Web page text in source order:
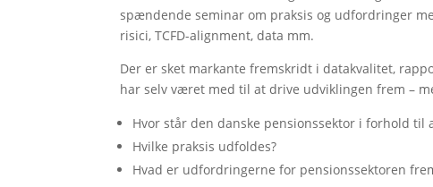
spændende seminar om praksis og udfordringer
risici, TCFD-alignment, data mm.
Der er sket markante fremskridt i datakvalitet,
har selv været med til at drive udviklingen frem –
Hvor står den danske pensionssektor i forhold til
Hvilke praksis udfoldes?
Hvad er udfordringerne for pensionssektoren